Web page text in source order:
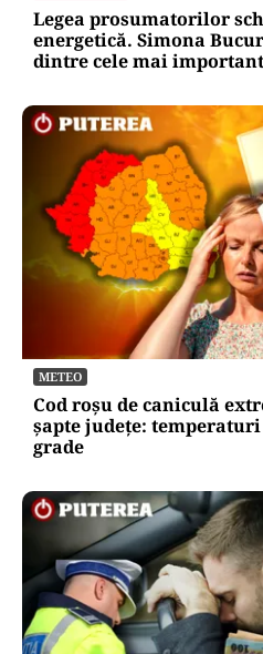
Legea prosumatorilor
energetică. Simona
dintre cele mai
METEO
Cod roșu de caniculă
șapte județe: temperaturi
grade